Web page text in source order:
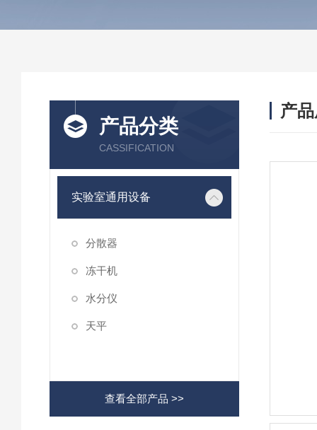
产品分类
CASSIFICATION
实验室通用设备
分散器
冻干机
水分仪
天平
查看全部产品 >>
产